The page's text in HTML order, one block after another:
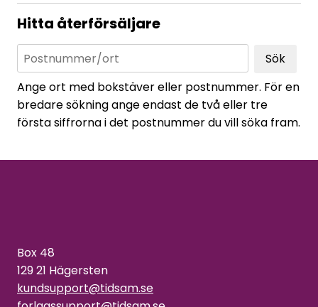
Hitta återförsäljare
Sök
Ange ort med bokstäver eller postnummer. För en
bredare sökning ange endast de två eller tre
första siffrorna i det postnummer du vill söka fram.
Box 48
129 21 Hägersten
kundsupport@tidsam.se